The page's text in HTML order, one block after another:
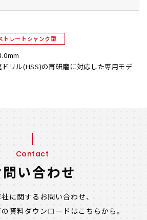
トレートシャンク型
リル(HSS)の再研磨に対応した専用モデ
Contact
い合わせ
に関するお問い合わせ、
資料ダウンロードはこちらから。